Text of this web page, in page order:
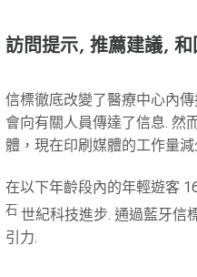
訪問提示, 推薦建議, 和
信標徹底改變了醫療中心內
會向有關人員傳達了信息. 然
體，現在印刷媒體的工作量減
在以下年齡段內的年輕遊客
石 世紀科技進步. 通過藍牙信
引力.